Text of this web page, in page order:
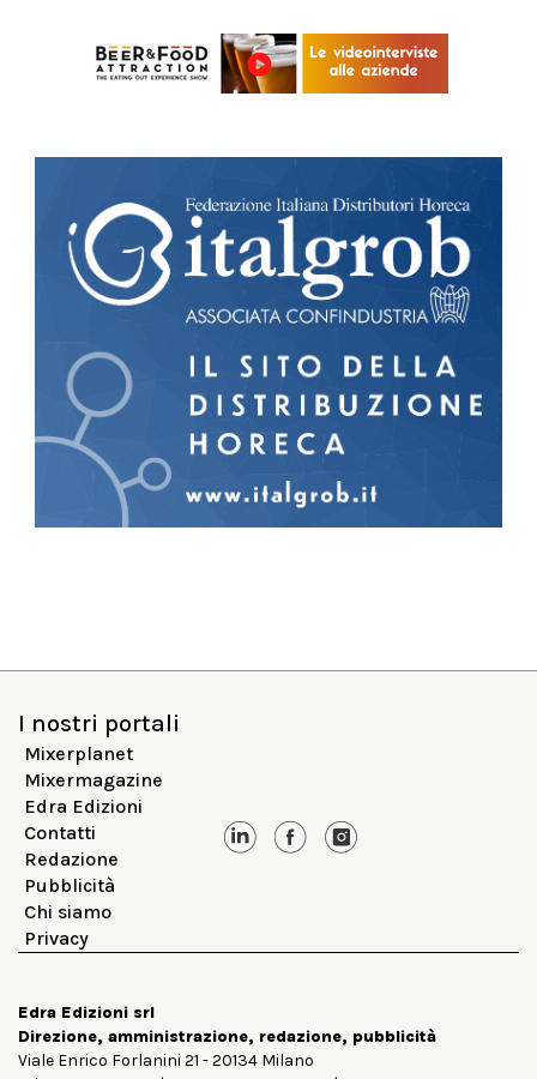
I nostri portali
Mixerplanet
Mixermagazine
Edra Edizioni
Contatti
Redazione
Pubblicità
Chi siamo
Privacy
Edra Edizioni srl
Direzione, amministrazione, redazione, pubblicità
Viale Enrico Forlanini 21 - 20134 Milano